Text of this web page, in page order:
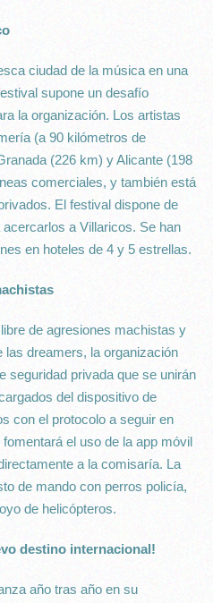
ciudad de la música en una
supone un desafío
la organización. Los artistas
(a 90 kilómetros de
(226 km) y Alicante (198
comerciales, y también está
El festival dispone de
a Villaricos. Se han
en hoteles de 4 y 5 estrellas.
de agresiones machistas y
las dreamers, la organización
seguridad privada que se unirán
del dispositivo de
con el protocolo a seguir en
el uso de la app móvil
a la comisaría. La
de mando con perros policía,
de helicópteros.
destino internacional!
año tras año en su